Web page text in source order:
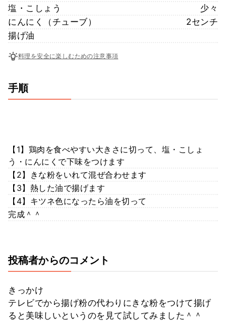
塩・こしょう
少々
にんにく（チューブ）
2センチ
揚げ油
料理を安全に楽しむための注意事項
手順
【1】鶏肉を食べやすい大きさに切って、塩・こしょ
う・にんにくで下味をつけます
【2】きな粉をいれて混ぜ合わせます
【3】熱した油で揚げます
【4】キツネ色になったら油を切って
完成＾＾
投稿者からのコメント
きっかけ
テレビでから揚げ粉の代わりにきな粉をつけて揚げ
ると美味しいというのを見て試してみました＾＾